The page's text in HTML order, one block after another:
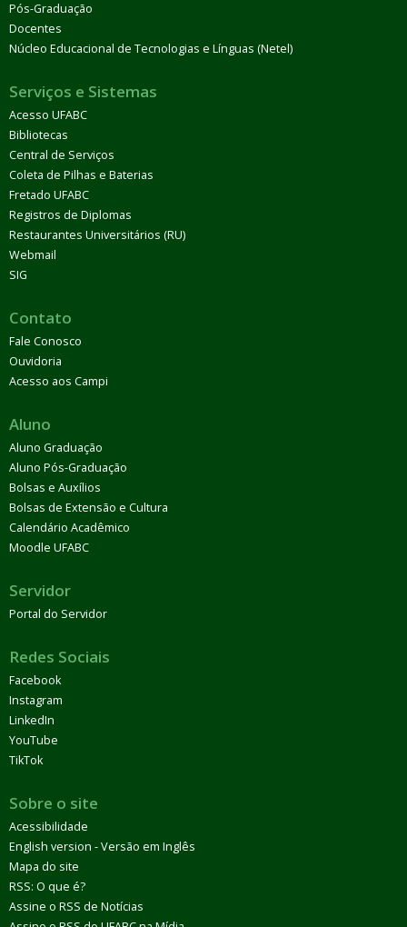
Pós-Graduação
Docentes
Núcleo Educacional de Tecnologias e Línguas (Netel)
Serviços e Sistemas
Acesso UFABC
Bibliotecas
Central de Serviços
Coleta de Pilhas e Baterias
Fretado UFABC
Registros de Diplomas
Restaurantes Universitários (RU)
Webmail
SIG
Contato
Fale Conosco
Ouvidoria
Acesso aos Campi
Aluno
Aluno Graduação
Aluno Pós-Graduação
Bolsas e Auxílios
Bolsas de Extensão e Cultura
Calendário Acadêmico
Moodle UFABC
Servidor
Portal do Servidor
Redes Sociais
Facebook
Instagram
LinkedIn
YouTube
TikTok
Sobre o site
Acessibilidade
English version - Versão em Inglês
Mapa do site
RSS: O que é?
Assine o RSS de Notícias